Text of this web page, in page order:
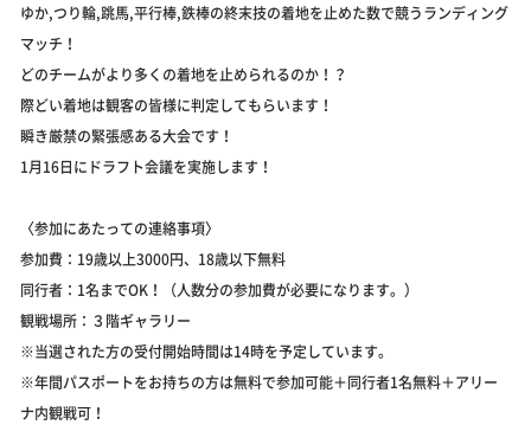
ゆか,つり輪,跳馬,平行棒,鉄棒の終末技の着地を止めた数で競うランディング
マッチ！
どのチームがより多くの着地を止められるのか！？
際どい着地は観客の皆様に判定してもらいます！
瞬き厳禁の緊張感ある大会です！
1月16日にドラフト会議を実施します！
〈参加にあたっての連絡事項〉
参加費：19歳以上3000円、18歳以下無料
同行者：1名までOK！（人数分の参加費が必要になります。）
観戦場所：３階ギャラリー
※当選された方の受付開始時間は14時を予定しています。
※年間パスポートをお持ちの方は無料で参加可能＋同行者1名無料＋アリー
ナ内観戦可！